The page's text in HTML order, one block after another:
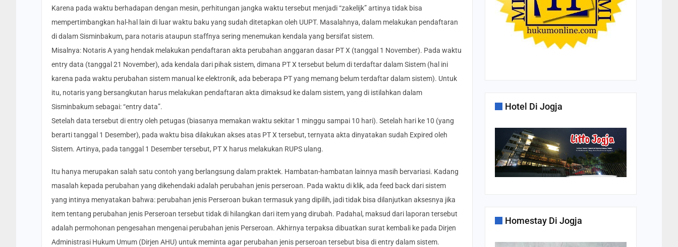
Karena pada waktu berhadapan dengan mesin, perhitungan jangka waktu tersebut menjadi “zakelijk” artinya tidak bisa
mempertimbangkan hal-hal lain di luar waktu baku yang sudah ditetapkan oleh UUPT. Masalahnya, dalam melakukan pendaftaran
di dalam Sisminbakum, para notaris ataupun staffnya sering menemukan kendala yang bersifat sistem.
Misalnya: Notaris A yang hendak melakukan pendaftaran akta perubahan anggaran dasar PT X (tanggal 1 November). Pada waktu
entry data (tanggal 21 November), ada kendala dari pihak sistem, dimana PT X tersebut belum di terdaftar dalam Sistem (hal ini
karena pada waktu perubahan sistem manual ke elektronik, ada beberapa PT yang memang belum terdaftar dalam sistem). Untuk
itu, notaris yang bersangkutan harus melakukan pendaftaran akta dimaksud ke dalam sistem, yang di istilahkan dalam
Sisminbakum sebagai: “entry data”.
Setelah data tersebut di entry oleh petugas (biasanya memakan waktu sekitar 1 minggu sampai 10 hari). Setelah hari ke 10 (yang
berarti tanggal 1 Desember), pada waktu bisa dilakukan akses atas PT X tersebut, ternyata akta dinyatakan sudah Expired oleh
Sistem. Artinya, pada tanggal 1 Desember tersebut, PT X harus melakukan RUPS ulang.
Itu hanya merupakan salah satu contoh yang berlangsung dalam praktek. Hambatan-hambatan lainnya masih bervariasi. Kadang
masalah kepada perubahan yang dikehendaki adalah perubahan jenis perseroan. Pada waktu di klik, ada feed back dari sistem
yang intinya menyatakan bahwa: perubahan jenis Perseroan bukan termasuk yang dipilih, jadi tidak bisa dilanjutkan aksesnya jika
item tentang perubahan jenis Perseroan tersebut tidak di hilangkan dari item yang dirubah. Padahal, maksud dari laporan tersebut
adalah permohonan pengesahan mengenai perubahan jenis Perseroan. Akhirnya terpaksa dibuatkan surat kembali ke pada Dirjen
Administrasi Hukum Umum (Dirjen AHU) untuk meminta agar perubahan jenis perseroan tersebut bisa di entry dalam sistem.
Hotel Di Jogja
Homestay Di Jogja